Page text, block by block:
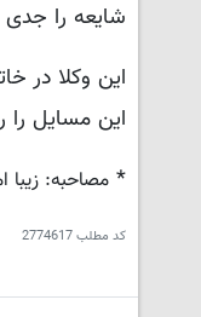
شایعه را جدی
این وکلا در
این مسایل را
* مصاحبه: زیبا
کد مطلب2774617